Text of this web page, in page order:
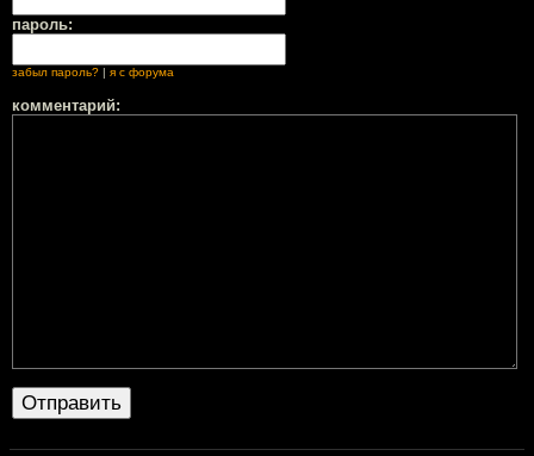
пароль:
забыл пароль? | я с форума
комментарий: